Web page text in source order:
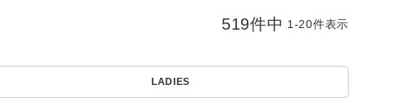
LADIES
519件中 1-20件表示